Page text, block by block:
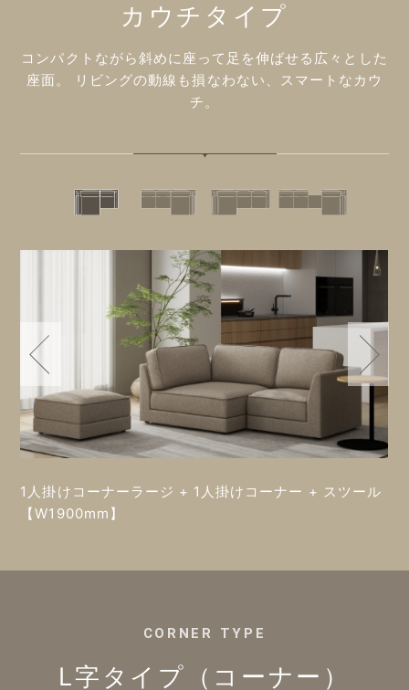
カウチタイプ
コンパクトながら斜めに座って足を伸ばせる広々とした
座面。
リビングの動線も損なわない、スマートなカウ
チ。
1人掛けコーナーラージ + 1人掛けコーナー + スツール
【W1900mm】
CORNER TYPE
L字タイプ（コーナー）